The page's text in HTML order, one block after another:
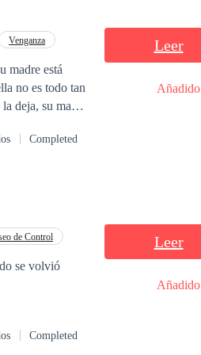
Venganza
no es todo tan
deja, su madre
que para no
quien es
Completed
Leer
Añadido
de Control
se volvió
Completed
Leer
Añadido